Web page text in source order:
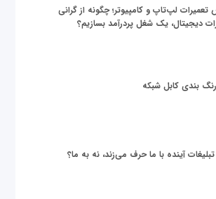
تعمیرات لپ‌تاپ و کامپیوتر؛ چگونه از گرانی
دیجیتال، یک شغل پردرآمد بسازیم؟
بندی کابل شبکه
آینده با ما حرف می‌زند، نه به ما؟